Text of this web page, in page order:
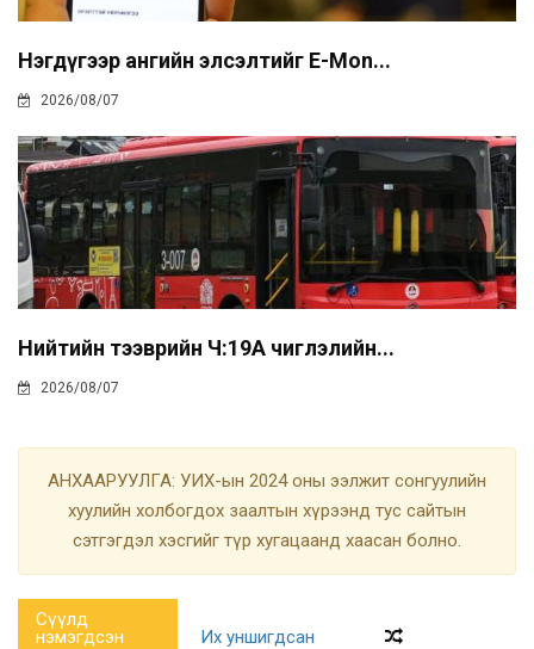
Нэгдүгээр ангийн элсэлтийг E-Mon...
2026/08/07
Нийтийн тээврийн Ч:19А чиглэлийн...
2026/08/07
АНХААРУУЛГА: УИХ-ын 2024 оны ээлжит сонгуулийн
хуулийн холбогдох заалтын хүрээнд тус сайтын
сэтгэгдэл хэсгийг түр хугацаанд хаасан болно.
Сүүлд
нэмэгдсэн
Их уншигдсан